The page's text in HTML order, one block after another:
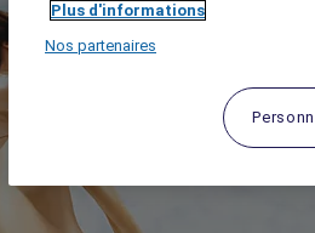
Plus d'informations
Nos partenaires